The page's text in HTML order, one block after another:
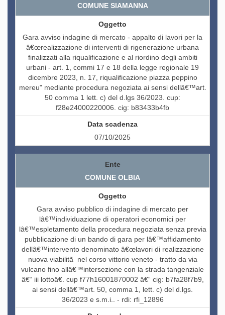
COMUNE SIAMANNA
Gara avviso indagine di mercato - appalto di lavori per la
â€œrealizzazione di interventi di rigenerazione urbana
finalizzati alla riqualificazione e al riordino degli ambiti
urbani - art. 1, commi 17 e 18 della legge regionale 19
dicembre 2023, n. 17, riqualificazione piazza peppino
mereu" mediante procedura negoziata ai sensi dellâ€™art.
50 comma 1 lett. c) del d.lgs 36/2023. cup:
f28e24000220006. cig: b83433b4fb
07/10/2025
COMUNE OLBIA
Gara avviso pubblico di indagine di mercato per
lâ€™individuazione di operatori economici per
lâ€™espletamento della procedura negoziata senza previa
pubblicazione di un bando di gara per lâ€™affidamento
dellâ€™intervento denominato â€œlavori di realizzazione
nuova viabilitã nel corso vittorio veneto - tratto da via
vulcano fino allâ€™intersezione con la strada tangenziale
â€“ iii lottoâ€. cup f77h16001870002 â€“ cig: b7fa28f7b9,
ai sensi dellâ€™art. 50, comma 1, lett. c) del d.lgs.
36/2023 e s.m.i.. - rdi: rfi_12896